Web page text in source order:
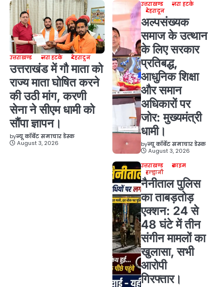
उत्तराखण्ड ज़रा हटके देहरादून
उत्तराखंड में गौ माता को
राज्य माता घोषित करने
की उठी मांग, करणी
सेना ने सीएम धामी को
सौंपा ज्ञापन।
byन्यू कॉर्बेट समाचार डेस्क
August 3, 2026
उत्तराखण्ड
ज़रा हटके
देहरादून
अल्पसंख्यक
समाज के उत्थान
के लिए सरकार
प्रतिबद्ध,
आधुनिक शिक्षा
और समान
अधिकारों पर
जोर: मुख्यमंत्री
धामी।
byन्यू कॉर्बेट समाचार डेस्क
August 3, 2026
उत्तराखण्ड
क्राइम
हल्द्वानी
नैनीताल पुलिस
का ताबड़तोड़
एक्शन: 24 से
48 घंटे में तीन
संगीन मामलों का
खुलासा, सभी
आरोपी
गिरफ्तार।